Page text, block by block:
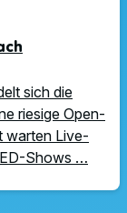
sich die
riesige Open-
warten Live-
Shows …